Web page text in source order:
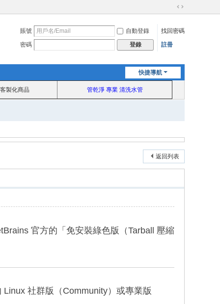
切
到
賬號 自動登錄
找回密碼
密碼
登錄 註冊
快捷導航
製化商品 管乾淨 專業 清洗水管
返回列表
官方的「免安裝綠色版（Tarball 壓縮
社群版（Community）或專業版